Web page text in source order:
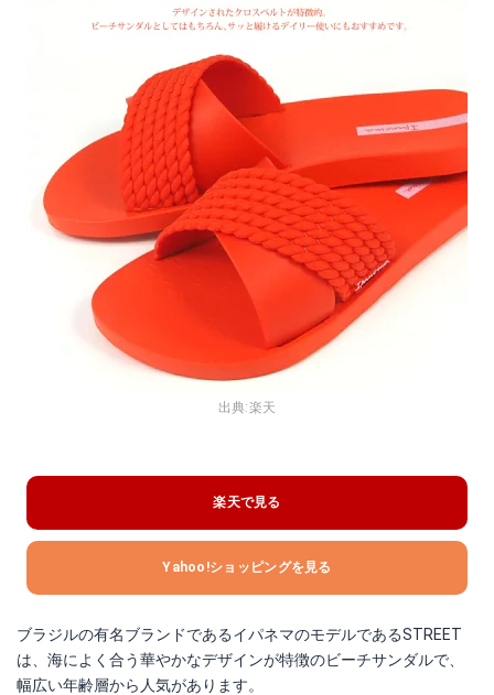
出典:楽天
楽天で見る
Yahoo!ショッピングを見る
ブラジルの有名ブランドであるイパネマのモデルであるSTREET
は、海によく合う華やかなデザインが特徴のビーチサンダルで、
幅広い年齢層から人気があります。